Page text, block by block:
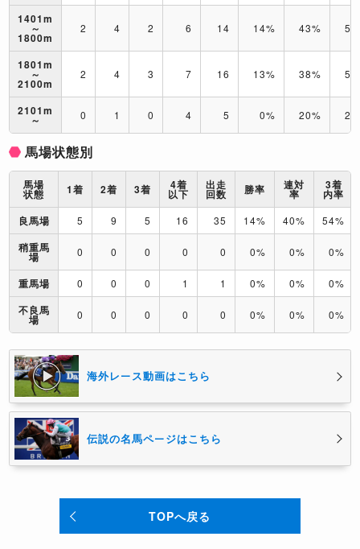
1401m
～
1800m
2 4 2 6 14 14% 43%
1801m
～
2100m
2 4 3 7 16 13% 38%
2101m
～ 0 1 0 4 5 0% 20%
馬場状態別
馬場
状態 1着 2着 3着 4着
以下
出走
回数 勝率 連対
率
3着
内率
良馬場
5 9 5 16 35 14% 40% 54%
稍重馬
場 0 0 0 0 0 0% 0% 0%
重馬場 0 0 0 1 1 0% 0% 0%
不良馬
場 0 0 0 0 0 0% 0% 0%
海外レース動画はこちら
伝説の名馬ページはこちら
TOPへ戻る